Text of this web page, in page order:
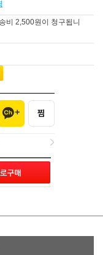
비 2,500원이 청구됩니